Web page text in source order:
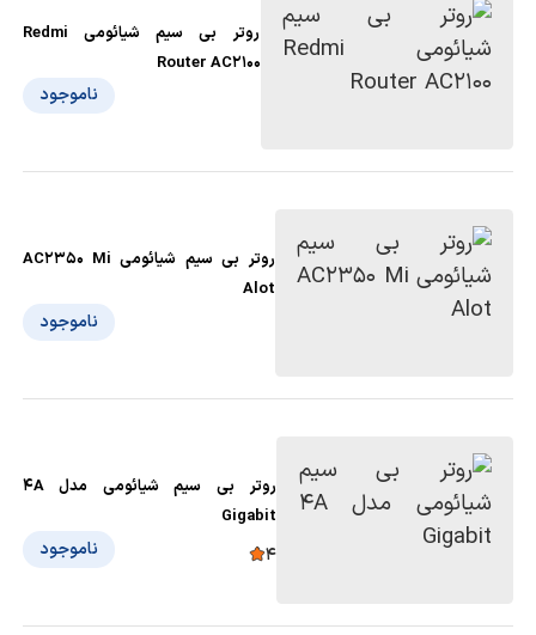
روتر بی سیم شیائومی Redmi
Router AC2100
ناموجود
روتر بی سیم شیائومی AC2350 Mi
Alot
ناموجود
روتر بی‌ سیم شیائومی مدل 4A
Gigabit
4 ناموجود